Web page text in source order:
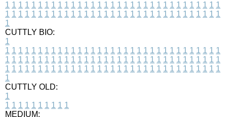
1 1 1 1 1 1 1 1 1 1 1 1 1 1 1 1 1 1 1 1 1 1 1 1 1 1 1 1 1 1 1 1 1
1 1 1 1 1 1 1 1 1 1 1 1 1 1 1 1 1 1 1 1 1 1 1 1 1 1 1 1 1 1 1 1 1
1
CUTTLY BIO:
1
1 1 1 1 1 1 1 1 1 1 1 1 1 1 1 1 1 1 1 1 1 1 1 1 1 1 1 1 1 1 1 1 1
1 1 1 1 1 1 1 1 1 1 1 1 1 1 1 1 1 1 1 1 1 1 1 1 1 1 1 1 1 1 1 1 1
1 1 1 1 1 1 1 1 1 1 1 1 1 1 1 1 1 1 1 1 1 1 1 1 1 1 1 1 1 1 1 1 1
1
CUTTLY OLD:
1
1 1 1 1 1 1 1 1 1 1
MEDIUM: